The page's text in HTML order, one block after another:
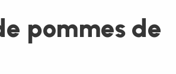
pommes de